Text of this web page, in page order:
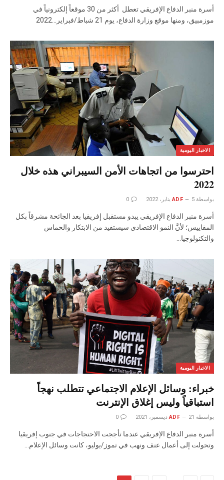
‬موزمبيق،‭ ‬ومنها‭ ‬موقع‭ ‬وزارة‭ ‬الدفاع،‭ ‬يوم‭ ‬21‭ ‬شباط‭/‬فبراير‭ ‬2022‭…
الاخبار اليومية
احترسوا من اتجاهات الأمن السيبراني هذه خلال
2022
بواسطة ADF 5 يناير، 2022 0
أسرة منبر الدفاع الإفريقي يبدو مستقبل إفريقيا بعد الجائحة مشرقاً بكل
المقاييس؛ لأنَّ النمو الاقتصادي سيستفيد من الابتكار والحماس
والتكنولوجيا…
الاخبار اليومية
خبراء: وسائل الإعلام الاجتماعي تتطلب نهجاً
استباقياً وليس إغلاق الإنترنت
بواسطة ADF 21 ديسمبر، 2021 0
أسرة منبر الدفاع الإفريقي عندما تأججت الاحتجاجات في جنوب إفريقيا
وتحولت إلى أعمال عنف ونهب في تموز/يوليو، كانت وسائل الإعلام…